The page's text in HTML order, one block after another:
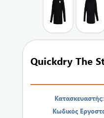
Quickdry The
Κατασκευαστής:
Κωδικός